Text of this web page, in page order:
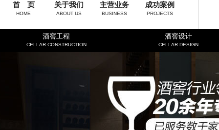
首 页
HOME
关于我们
ABOUT US
主营业务
BUSINESS
成功案例
PROJECTS
酒窖工程
CELLAR CONSTRUCTION
酒窖设计
CELLAR DESIGN